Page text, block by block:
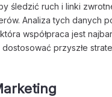
śledzić ruch i linki
Analiza tych danych
współpraca jest
przyszłe